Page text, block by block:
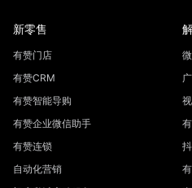
新零售
有赞门店
有赞CRM
有赞智能导购
有赞企业微信助手
有赞连锁
自动化营销